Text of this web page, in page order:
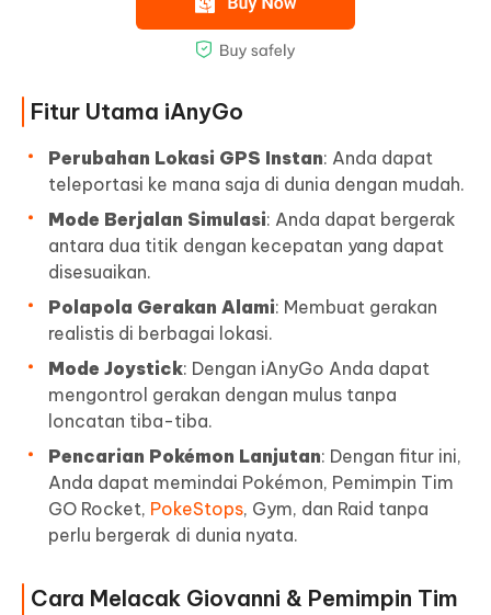
Fitur Utama iAnyGo
Perubahan Lokasi GPS Instan: Anda dapat
teleportasi ke mana saja di dunia dengan mudah.
Mode Berjalan Simulasi: Anda dapat bergerak
antara dua titik dengan kecepatan yang dapat
disesuaikan.
Polapola Gerakan Alami: Membuat gerakan
realistis di berbagai lokasi.
Mode Joystick: Dengan iAnyGo Anda dapat
mengontrol gerakan dengan mulus tanpa
loncatan tiba-tiba.
Pencarian Pokémon Lanjutan: Dengan fitur ini,
Anda dapat memindai Pokémon, Pemimpin Tim
GO Rocket, PokeStops, Gym, dan Raid tanpa
perlu bergerak di dunia nyata.
Cara Melacak Giovanni & Pemimpin Tim